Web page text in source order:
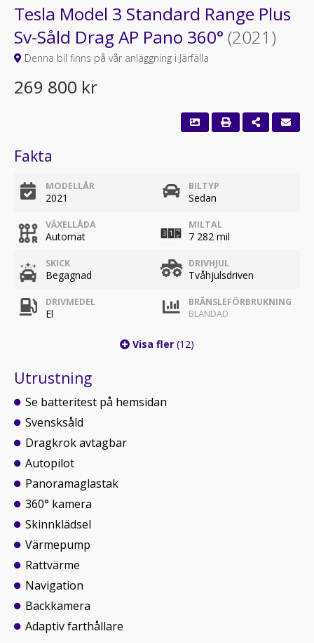
Tesla Model 3 Standard Range Plus
Sv-Såld Drag AP Pano 360° (2021)
Denna bil finns på vår anläggning i Järfälla
269 800 kr
Fakta
MODELLÅR
2021
BILTYP
Sedan
VÄXELLÅDA
Automat
MILTAL
7 282 mil
SKICK
Begagnad
DRIVHJUL
Tvåhjulsdriven
DRIVMEDEL
El
BRÄNSLEFÖRBRUKNING
BLANDAD
Visa fler (12)
Utrustning
Se batteritest på hemsidan
Svensksåld
Dragkrok avtagbar
Autopilot
Panoramaglastak
360° kamera
Skinnklädsel
Värmepump
Rattvärme
Navigation
Backkamera
Adaptiv farthållare